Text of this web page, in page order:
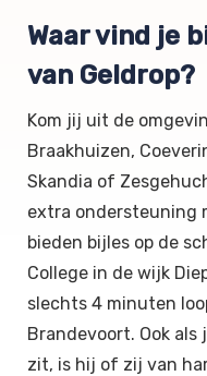
Waar vind je
van Geldrop?
Kom jij uit de
Braakhuizen,
Skandia of
extra ondersteuning
bieden bijles op de
College in de wijk
slechts 4 minuten
Brandevoort. Ook als
zit, is hij of zij van